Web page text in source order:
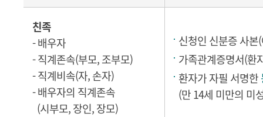
친족
- 배우자
- 직계존속(부모, 조부모)
- 직계비속(자, 손자)
- 배우자의 직계존속
(시부모, 장인, 장모)
신청인 신분증 사본
가족관계증명서(환
환자가 자필 서명한
(만 14세 미만의 미